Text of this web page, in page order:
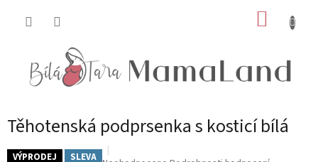
Těhotenská podprsenka s kosticí bílá
VÝPRODEJ SLEVA